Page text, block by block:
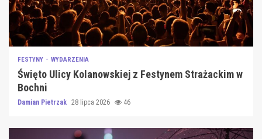
FESTYNY WYDARZENIA
Święto Ulicy Kolanowskiej z Festynem Strażackim w
Bochni
Damian Pietrzak 28 lipca 2026 46